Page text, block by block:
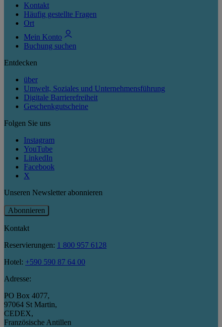
Kontakt
Häufig gestellte Fragen
Ort
Mein Konto
Buchung suchen
Entdecken
über
Umwelt, Soziales und Unternehmensführung
Digitale Barrierefreiheit
Geschenkgutscheine
Folgen Sie uns
Instagram
YouTube
LinkedIn
Facebook
X
Unseren Newsletter abonnieren
Abonnieren
Kontakt
Reservierungen: 1 800 957 6128
Hotel: +590 590 87 64 00
Adresse:
PO Box 4077,
97064 St Martin,
CEDEX,
Französische Antillen